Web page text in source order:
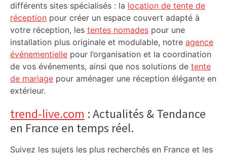
différents sites spécialisés : la location de tente de
réception pour créer un espace couvert adapté à
votre réception, les tentes nomades pour une
installation plus originale et modulable, notre agence
événementielle pour l’organisation et la coordination
de vos événements, ainsi que nos solutions de tente
de mariage pour aménager une réception élégante en
extérieur.
trend-live.com : Actualités & Tendance
en France en temps réel.
Suivez les sujets les plus recherchés en France et les